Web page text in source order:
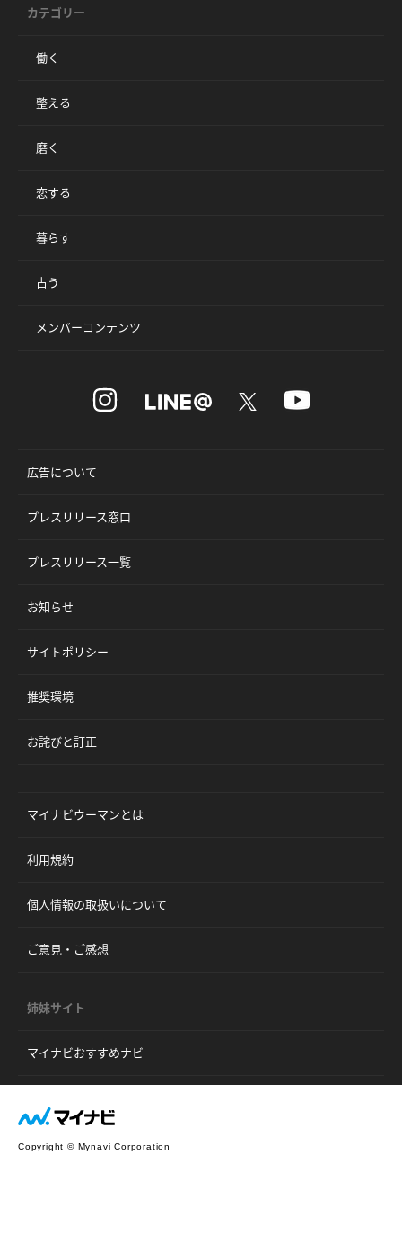
カテゴリー
働く
整える
磨く
恋する
暮らす
占う
メンバーコンテンツ
広告について
プレスリリース窓口
プレスリリース一覧
お知らせ
サイトポリシー
推奨環境
お詫びと訂正
マイナビウーマンとは
利用規約
個人情報の取扱いについて
ご意見・ご感想
姉妹サイト
マイナビおすすめナビ
Copyright © Mynavi Corporation